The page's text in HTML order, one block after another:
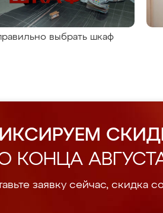
выбрать шкаф
КОНЦА
заявку сейчас, скидка